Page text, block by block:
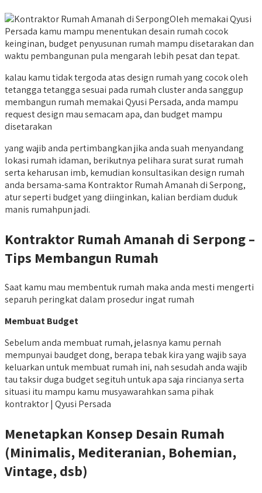
Oleh memakai Qyusi
Persada kamu mampu menentukan desain rumah cocok
keinginan, budget penyusunan rumah mampu disetarakan dan
waktu pembangunan pula mengarah lebih pesat dan tepat.
kalau kamu tidak tergoda atas design rumah yang cocok oleh
tetangga tetangga sesuai pada rumah cluster anda sanggup
membangun rumah memakai Qyusi Persada, anda mampu
request design mau semacam apa, dan budget mampu
disetarakan
yang wajib anda pertimbangkan jika anda suah menyandang
lokasi rumah idaman, berikutnya pelihara surat surat rumah
serta keharusan imb, kemudian konsultasikan design rumah
anda bersama-sama Kontraktor Rumah Amanah di Serpong,
atur seperti budget yang diinginkan, kalian berdiam duduk
manis rumahpun jadi.
Kontraktor Rumah Amanah di Serpong –
Tips Membangun Rumah
Saat kamu mau membentuk rumah maka anda mesti mengerti
separuh peringkat dalam prosedur ingat rumah
Membuat Budget
Sebelum anda membuat rumah, jelasnya kamu pernah
mempunyai baudget dong, berapa tebak kira yang wajib saya
keluarkan untuk membuat rumah ini, nah sesudah anda wajib
tau taksir duga budget segituh untuk apa saja rincianya serta
situasi itu mampu kamu musyawarahkan sama pihak
kontraktor | Qyusi Persada
Menetapkan Konsep Desain Rumah
(Minimalis, Mediteranian, Bohemian,
Vintage, dsb)